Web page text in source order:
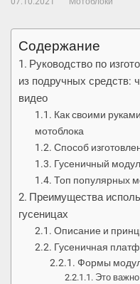
Содержание
Руководство по
из подручных средств:
видео
Как своими
мотоблока
Способ
Гусеничный
Топ популярных
Преимущества
гусеницах
Описание и
Гусеничная
Формы
Это важно